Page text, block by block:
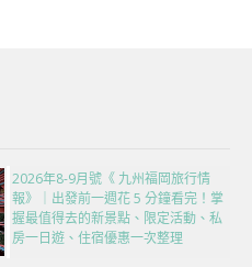
2026年8-9月號《 九州福岡旅行情
報》｜出發前一週花 5 分鐘看完！掌
握最值得去的新景點、限定活動、私
房一日遊、住宿優惠一次整理